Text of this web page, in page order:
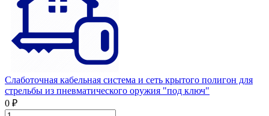
Слаботочная кабельная система и сеть крытого полигон для
стрельбы из пневматического оружия "под ключ"
0 ₽